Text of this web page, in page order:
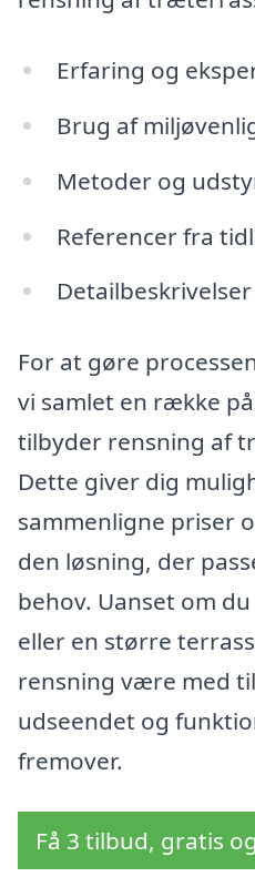
Erfaring og
Brug af
Metoder og
Referencer fra
For at gøre
vi samlet en række
tilbyder rensning af
Dette giver dig
sammenligne priser
den løsning, der
behov. Uanset om
eller en større
rensning være med
udseendet og
fremover.
Få 3 tilbud, gratis